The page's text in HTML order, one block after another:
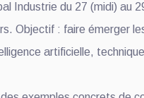
Industrie du 27 (midi) au
Objectif : faire émerger
artificielle,